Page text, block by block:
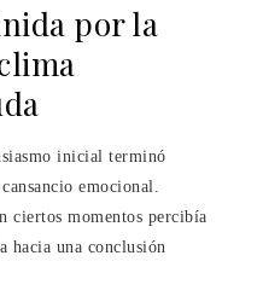
por la
inicial terminó
emocional.
ciertos momentos percibía
hacia una conclusión